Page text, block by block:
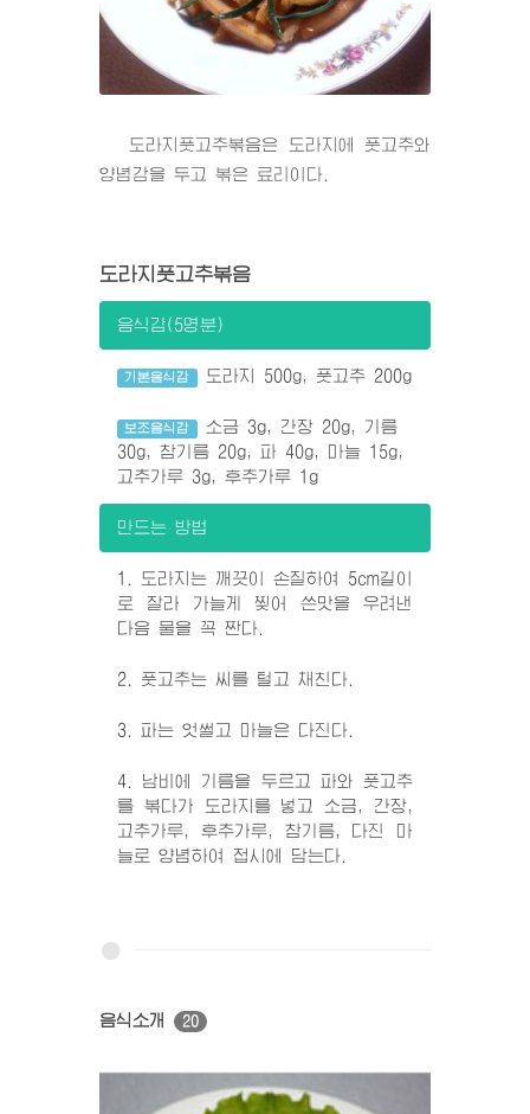
도라지풋고추볶음은 도라지에 풋고추와
양념감을 두고 볶은 료리이다.
도라지풋고추볶음
음식감(5명분)
기본음식감 도라지 500g, 풋고추 200g
보조음식감
소금 3g, 간장 20g, 기름
30g, 참기름 20g, 파 40g, 마늘 15g,
고추가루 3g, 후추가루 1g
만드는 방법
1. 도라지는 깨끗이 손질하여 5cm길이
로 잘라 가늘게 찢어 쓴맛을 우려낸
다음 물을 꼭 짠다.
2. 풋고추는 씨를 털고 채친다.
3. 파는 엇썰고 마늘은 다진다.
4. 남비에 기름을 두르고 파와 풋고추
를 볶다가 도라지를 넣고 소금, 간장,
고추가루, 후추가루, 참기름, 다진 마
늘로 양념하여 접시에 담는다.
음식소개 20